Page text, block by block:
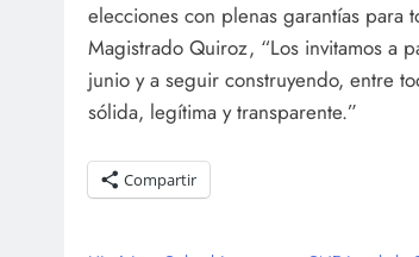
elecciones con plenas garantías para
Magistrado Quiroz, “Los invitamos a
junio y a seguir construyendo, entre
sólida, legítima y transparente.”
Compartir